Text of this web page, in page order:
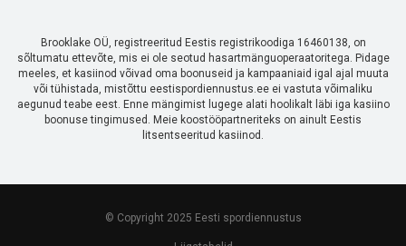
Brooklake OÜ, registreeritud Eestis registrikoodiga 16460138, on
sõltumatu ettevõte, mis ei ole seotud hasartmänguoperaatoritega. Pidage
meeles, et kasiinod võivad oma boonuseid ja kampaaniaid igal ajal muuta
või tühistada, mistõttu eestispordiennustus.ee ei vastuta võimaliku
aegunud teabe eest. Enne mängimist lugege alati hoolikalt läbi iga kasiino
boonuse tingimused. Meie koostööpartneriteks on ainult Eestis
litsentseeritud kasiinod.
© Copyright 2025 Eesti spordiennustus